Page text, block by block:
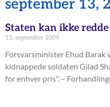
september 13,
Staten kan ikke
13. september 2009
Forsvarsminister Ehud Barak
kidnappede soldaten Gilad
for enhver pris". –